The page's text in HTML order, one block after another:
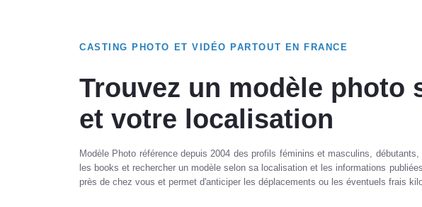
CASTING PHOTO ET VIDÉO PARTOUT EN FRANCE
Trouvez un modèle photo
et votre localisation
Modèle Photo référence depuis 2004 des profils féminins et masculins,
les books et rechercher un modèle selon sa localisation et les informations
près de chez vous et permet d'anticiper les déplacements ou les éventuels frais